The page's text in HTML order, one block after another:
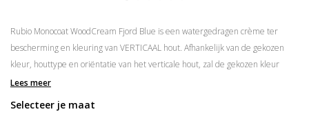
Rubio Monocoat WoodCream Fjord Blue is een watergedragen crème ter
bescherming en kleuring van VERTICAAL hout. Afhankelijk van de gekozen
kleur, houttype en oriëntatie van het verticale hout, zal de gekozen kleur
tussen de 2 en 5 jaar behouden blijven.
Beschikbaar in 27 kleuren
Lees meer
Selecteer je maat